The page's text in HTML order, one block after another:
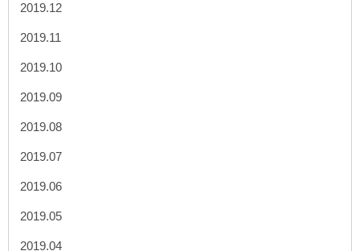
2019.12
2019.11
2019.10
2019.09
2019.08
2019.07
2019.06
2019.05
2019.04